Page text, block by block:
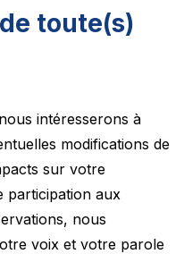
toute(s)
intéresserons à
modifications de
sur votre
participation aux
nous
voix et votre parole